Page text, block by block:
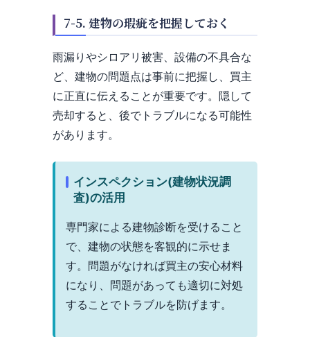
7-5. 建物の瑕疵を把握しておく
雨漏りやシロアリ被害、設備の不具合な
ど、建物の問題点は事前に把握し、買主
に正直に伝えることが重要です。隠して
売却すると、後でトラブルになる可能性
があります。
インスペクション(建物状況調
査)の活用
専門家による建物診断を受けること
で、建物の状態を客観的に示せま
す。問題がなければ買主の安心材料
になり、問題があっても適切に対処
することでトラブルを防げます。